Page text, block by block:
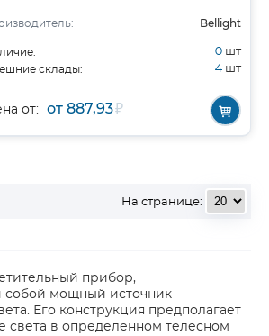
Bellight
0 шт
склады: 4 шт
от: от 887,93₽
На странице:
прибор,
собой мощный источник
Его конструкция предполагает
света в определенном телесном